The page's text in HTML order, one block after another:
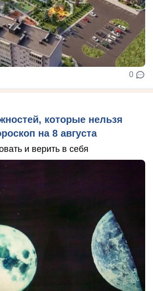
0
которые нельзя
на 8 августа
и верить в себя